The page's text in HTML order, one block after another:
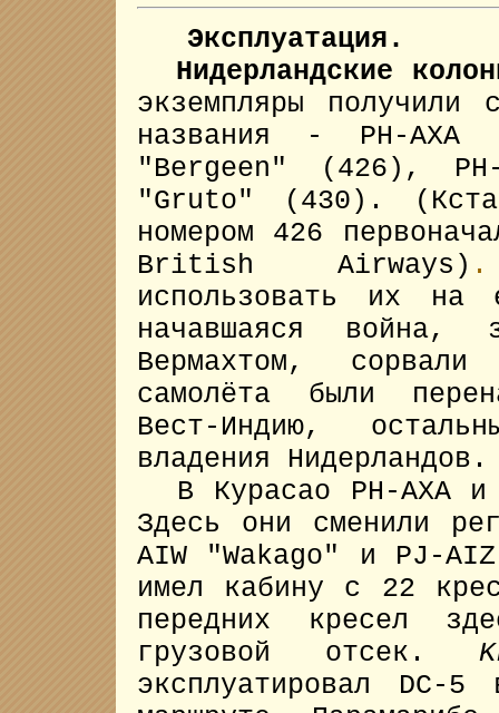
Эксплуатация.
Нидерландские
экземпляры получили
названия - PH-
"Bergeen" (426),
"Gruto" (430).
номером 426
British Airways)
использовать их на
начавшаяся война,
Вермахтом,
самолёта были
Вест-Индию,
владения Нидерландов.
В Курасао PH-AXA и
Здесь они сменили
AIW "Wakago" и PJ-
имел кабину с 22
передних кресел
грузовой отсек.
эксплуатировал DC-